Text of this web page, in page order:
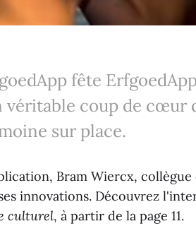
fête
véritable coup de cœur
sur place.
Bram Wiercx, collègue
innovations. Découvrez
culturel, à partir de la page 11.